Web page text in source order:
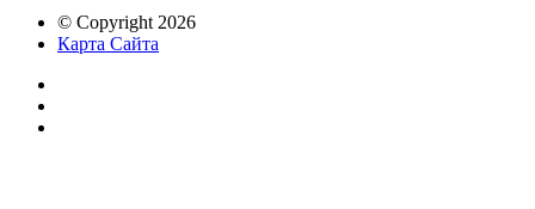
© Copyright 2026
Карта Сайта